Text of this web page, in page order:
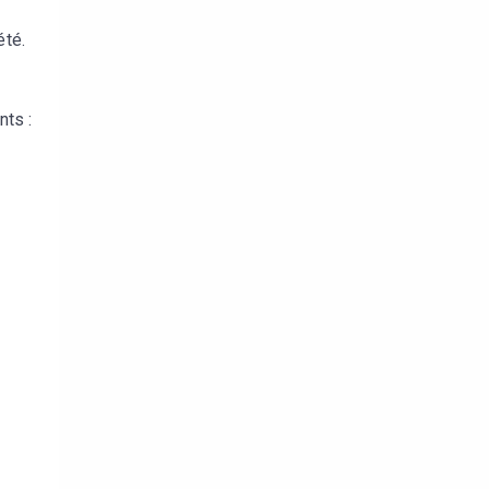
: